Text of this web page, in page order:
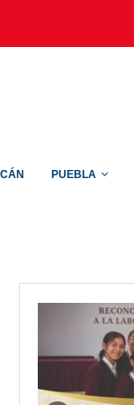
PUEBLA